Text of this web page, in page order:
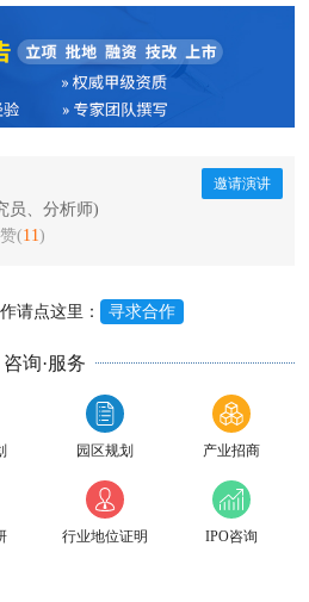
员、分析师)
赞(11)
邀请演讲
请点这里： 寻求合作
咨询·服务
园区规划 产业招商
行业地位证明 IPO咨询